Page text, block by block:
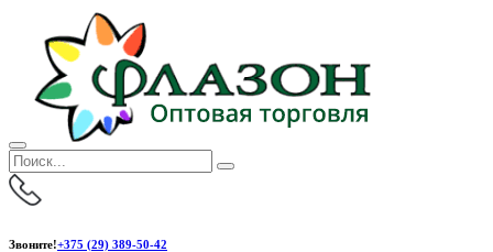
Звоните!+375 (29) 389-50-42